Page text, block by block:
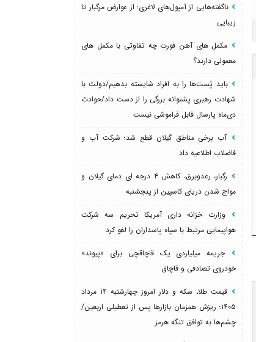
ناگفته‌هایی از آمپول‌های لاغری؛ از عوارض مرگبار تا
زیبایی
مکمل های آهن فورت چه تفاوتی با مکمل های
معمولی دارند؟
باید پُست‌ها را به افراد شایسته بدهیم/دولت با
شهادت رهبری پشتوانه بزرگی را از دست داد/حوادث
دی‌ماه پارسال قابل فراموشی نیست
آب برخی مناطق گیلان قطع شد؛ شرکت آب و
فاضلاب اطلاعیه داد
رگبار، رعدوبرق، کاهش ۴ درجه ای دمای گیلان و
مواج شدن دریای کاسپین از پنجشنبه
وزارت خزانه داری آمریکا تحریم سه شرکت
هواپیمایی مرتبط با سپاه پاسداران را لغو کرد
جریمه میلیاردی یک قاچاقچی برای «پیوند»
خودروی تصادفی و قاچاق
قیمت طلا، سکه و دلار امروز چهارشنبه ۱۴ مرداد
۱۴۰۵؛ ریزش همزمان بازارها پس از تعطیلی اربعین/
چشم‌ها به توافق تنگه هرمز